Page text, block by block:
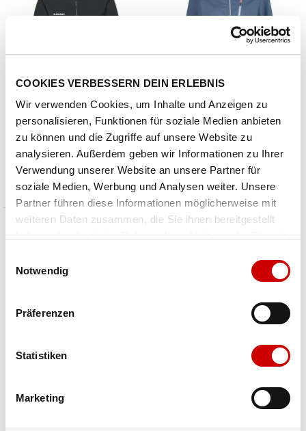
COOKIES VERBESSERN DEIN ERLEBNIS
Wir verwenden Cookies, um Inhalte und Anzeigen zu
personalisieren, Funktionen für soziale Medien anbieten
zu können und die Zugriffe auf unsere Website zu
analysieren. Außerdem geben wir Informationen zu Ihrer
Verwendung unserer Website an unsere Partner für
soziale Medien, Werbung und Analysen weiter. Unsere
Partner führen diese Informationen möglicherweise mit
weiteren Daten zusammen, die Sie ihnen bereitgestellt
Notwendig
Präferenzen
Statistiken
Marketing
Mammut
GRANITE SO Hooded Jacket Men
CHF 152.00
Preis reduziert von
statt CHF 190.00An
CMP
Woman Jacket Zip Hood 36A5606
CHF 79.90
Preis reduziert von
statt CHF 99.90An
SECEDA SOFTSHELL JACKET W
-12%